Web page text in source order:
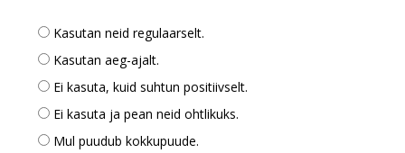
Kasutan neid regulaarselt.
Kasutan aeg-ajalt.
Ei kasuta, kuid suhtun positiivselt.
Ei kasuta ja pean neid ohtlikuks.
Mul puudub kokkupuude.